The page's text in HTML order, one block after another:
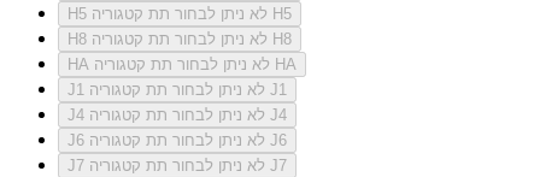
H5
לא ניתן לבחור תת קטגוריה H5
H8
לא ניתן לבחור תת קטגוריה H8
HA
לא ניתן לבחור תת קטגוריה HA
J1
לא ניתן לבחור תת קטגוריה J1
J4
לא ניתן לבחור תת קטגוריה J4
J6
לא ניתן לבחור תת קטגוריה J6
J7
לא ניתן לבחור תת קטגוריה J7